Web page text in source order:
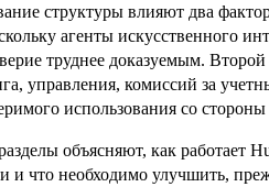
структуры влияют два
агенты искусственного
труднее доказуемым.
управления, комиссий за
использования со
объясняют, как работает
и что необходимо улучшить,